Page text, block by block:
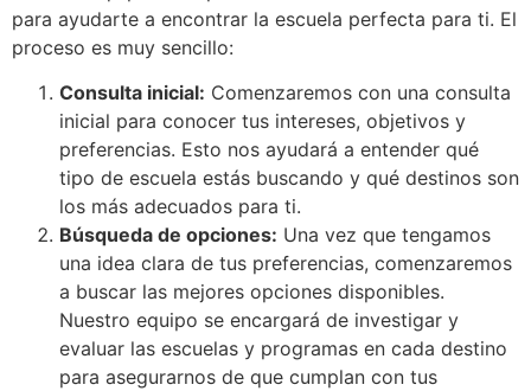
para ayudarte a encontrar la escuela perfecta para ti. El
proceso es muy sencillo:
Consulta inicial: Comenzaremos con una consulta
inicial para conocer tus intereses, objetivos y
preferencias. Esto nos ayudará a entender qué
tipo de escuela estás buscando y qué destinos son
los más adecuados para ti.
Búsqueda de opciones: Una vez que tengamos
una idea clara de tus preferencias, comenzaremos
a buscar las mejores opciones disponibles.
Nuestro equipo se encargará de investigar y
evaluar las escuelas y programas en cada destino
para asegurarnos de que cumplan con tus